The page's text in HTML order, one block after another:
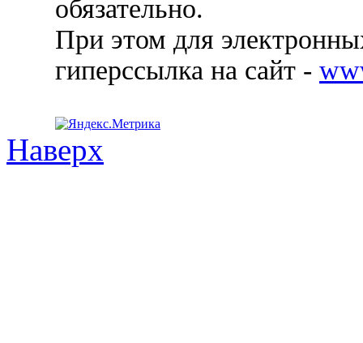
обязательно.
При этом для
гиперссылка на сайт -
Наверх